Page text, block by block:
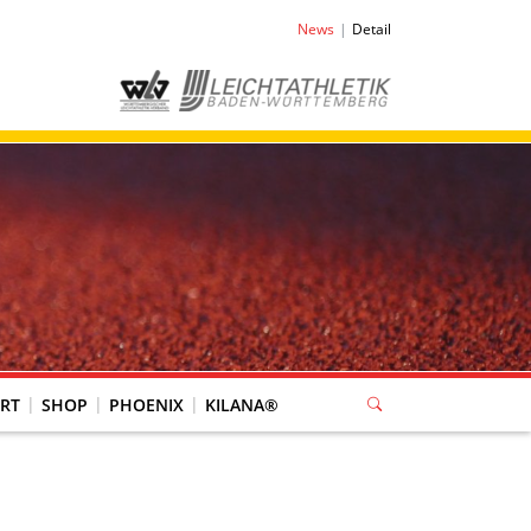
News Detail
SHOP PHOENIX KILANA®